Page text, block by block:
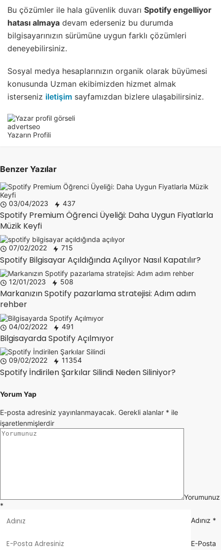
Bu çözümler ile hala güvenlik duvarı Spotify engelliyor
hatası almaya devam ederseniz bu durumda
bilgisayarınızın sürümüne uygun farklı çözümleri
deneyebilirsiniz.
Sosyal medya hesaplarınızın organik olarak büyümesi
konusunda Uzman ekibimizden hizmet almak
isterseniz iletişim sayfamızdan bizlere ulaşabilirsiniz.
advertseo
Yazarın Profili
Benzer Yazılar
03/04/2023 437
Spotify Premium Öğrenci Üyeliği: Daha Uygun Fiyatlarla
Müzik Keyfi
07/02/2022 715
Spotify Bilgisayar Açıldığında Açılıyor Nasıl Kapatılır?
12/01/2023 508
Markanızın Spotify pazarlama stratejisi: Adım adım
rehber
04/02/2022 491
Bilgisayarda Spotify Açılmıyor
09/02/2022 11354
Spotify İndirilen Şarkılar Silindi Neden Siliniyor?
Yorum Yap
E-posta adresiniz yayınlanmayacak. Gerekli alanlar * ile
işaretlenmişlerdir
Yorumunuz
*
Adınız *
E-Posta